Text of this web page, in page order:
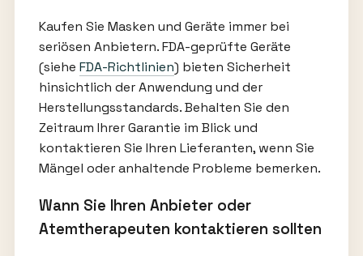
Kaufen Sie Masken und Geräte immer bei
seriösen Anbietern. FDA-geprüfte Geräte
(siehe FDA-Richtlinien) bieten Sicherheit
hinsichtlich der Anwendung und der
Herstellungsstandards. Behalten Sie den
Zeitraum Ihrer Garantie im Blick und
kontaktieren Sie Ihren Lieferanten, wenn Sie
Mängel oder anhaltende Probleme bemerken.
Wann Sie Ihren Anbieter oder
Atemtherapeuten kontaktieren sollten